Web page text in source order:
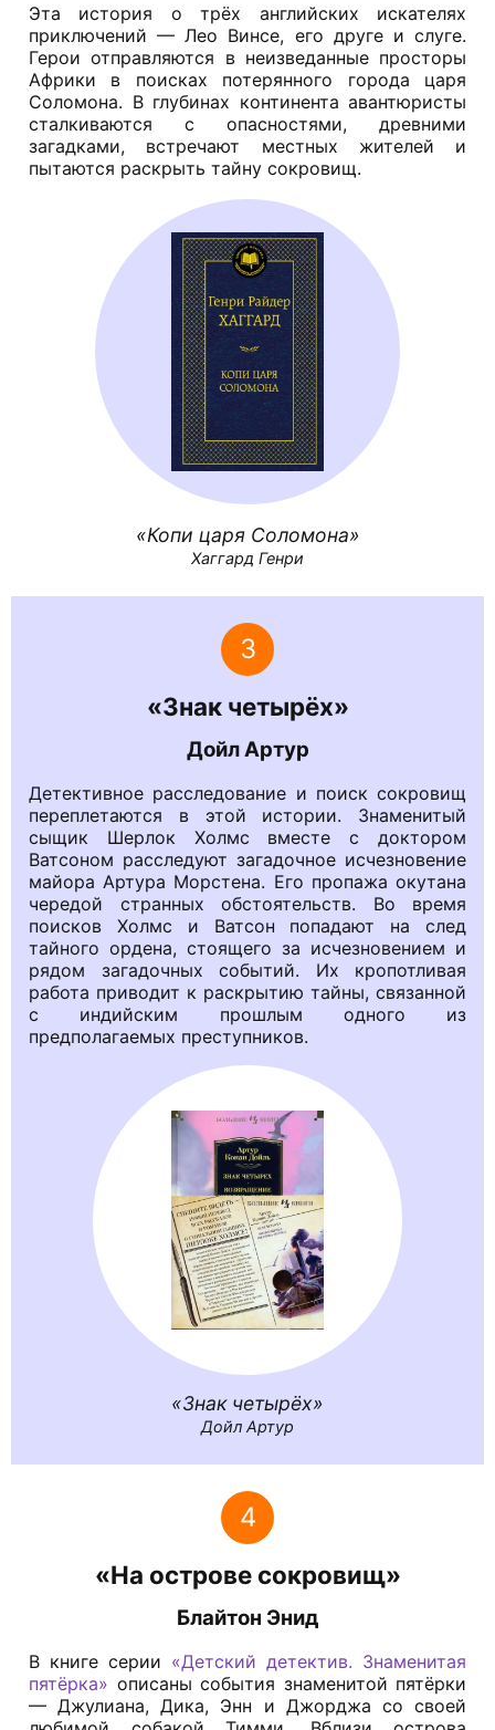
Эта история о трёх английских искателях
приключений — Лео Винсе, его друге и слуге.
Герои отправляются в неизведанные просторы
Африки в поисках потерянного города царя
Соломона. В глубинах континента авантюристы
сталкиваются с опасностями, древними
загадками, встречают местных жителей и
пытаются раскрыть тайну сокровищ.
Копи царя Соломона
Хаггард Генри
3
«Знак четырёх»‎
Дойл Артур
Детективное расследование и поиск сокровищ
переплетаются в этой истории. Знаменитый
сыщик Шерлок Холмс вместе с доктором
Ватсоном расследуют загадочное исчезновение
майора Артура Морстена. Его пропажа окутана
чередой странных обстоятельств. Во время
поисков Холмс и Ватсон попадают на след
тайного ордена, стоящего за исчезновением и
рядом загадочных событий. Их кропотливая
работа приводит к раскрытию тайны, связанной
с индийским прошлым одного из
предполагаемых преступников.
Знак четырёх
Дойл Артур
4
«На острове сокровищ»
Блайтон Энид
В книге серии «Детский детектив. Знаменитая
пятёрка» описаны события знаменитой пятёрки
— Джулиана, Дика, Энн и Джорджа со своей